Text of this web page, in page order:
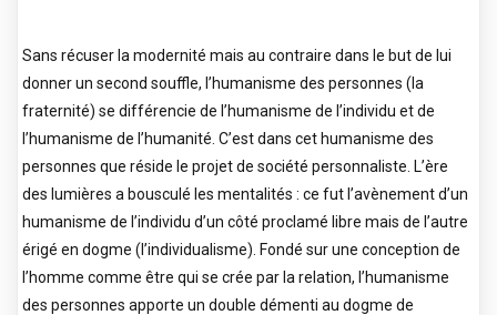
Sans récuser la modernité mais au contraire dans le but de lui
donner un second souffle, l’humanisme des personnes (la
fraternité) se différencie de l’humanisme de l’individu et de
l’humanisme de l’humanité. C’est dans cet humanisme des
personnes que réside le projet de société personnaliste. L’ère
des lumières a bousculé les mentalités : ce fut l’avènement d’un
humanisme de l’individu d’un côté proclamé libre mais de l’autre
érigé en dogme (l’individualisme). Fondé sur une conception de
l’homme comme être qui se crée par la relation, l’humanisme
des personnes apporte un double démenti au dogme de